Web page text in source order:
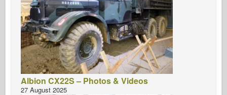
Albion CX22S – Photos & Videos
27 August 2025